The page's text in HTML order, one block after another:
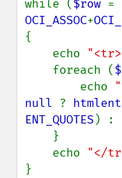
while ($row =
OCI_ASSOC+
{
    echo
    foreach (
        echo
null ?
ENT_QUOTES) :
    echo
"</
}